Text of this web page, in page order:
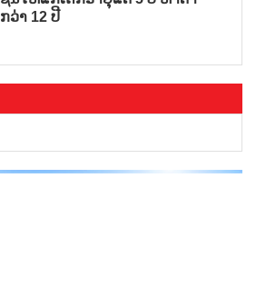
ກວ່າ 12 ປີ